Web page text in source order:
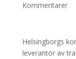
Kommentarer
Helsingborgs
leverantör av